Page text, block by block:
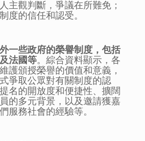
主觀判斷，爭議在所難免；
度的信任和認受。
一些政府的榮譽制度，包括
法國等。綜合資料顯示，各
護頒授榮譽的價值和意義，
爭取公眾對有關制度的認
名的開放度和便捷性、擴闊
的多元背景，以及邀請獲嘉
服務社會的經驗等。